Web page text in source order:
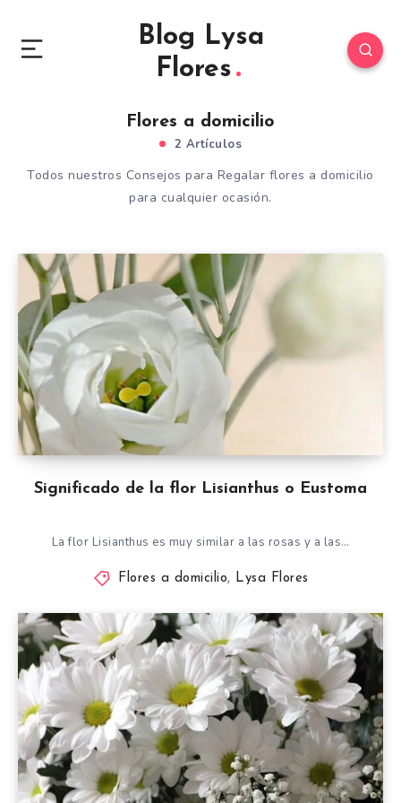
Blog Lysa
Flores
Flores a domicilio
2 Artículos
Todos nuestros Consejos para Regalar flores a domicilio
para cualquier ocasión.
Significado de la flor Lisianthus o Eustoma
La flor Lisianthus es muy similar a las rosas y a las…
Flores a domicilio, Lysa Flores